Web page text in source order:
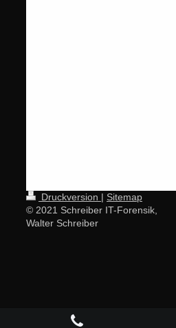
Druckversion | Sitemap
© 2021 Schreiber IT-Forensik,
Walter Schreiber